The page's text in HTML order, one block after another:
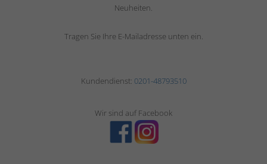
Neuheiten.
Tragen Sie Ihre E-Mailadresse unten ein.
Kundendienst: 0201-48793510
Wir sind auf Facebook